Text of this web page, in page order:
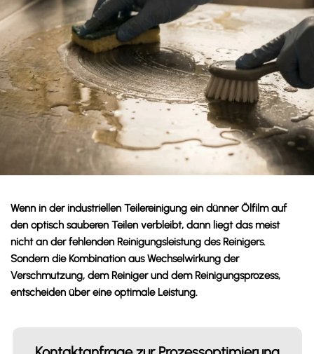
Wenn in der industriellen Teilereinigung ein dünner Ölfilm auf
den optisch sauberen Teilen verbleibt, dann liegt das meist
nicht an der fehlenden Reinigungsleistung des Reinigers.
Sondern die Kombination aus Wechselwirkung der
Verschmutzung, dem Reiniger und dem Reinigungsprozess,
entscheiden über eine optimale Leistung.